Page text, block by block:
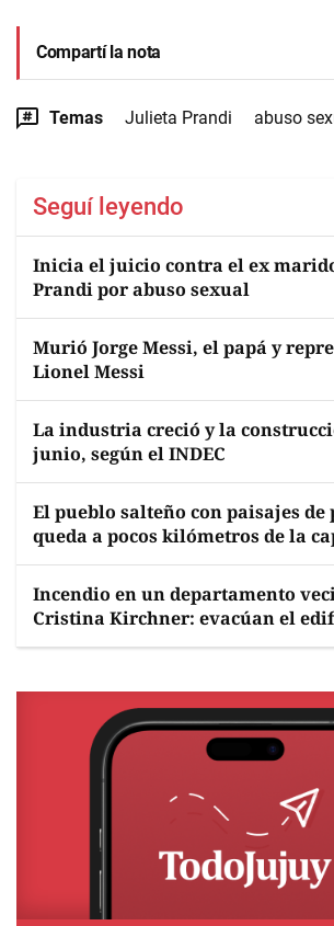
Compartí la nota
Temas Julieta Prandi abuso
Seguí leyendo
Inicia el juicio contra el ex
Prandi por abuso sexual
Murió Jorge Messi, el papá y
Lionel Messi
La industria creció y la
junio, según el INDEC
El pueblo salteño con paisajes
queda a pocos kilómetros de la
Incendio en un departamento
Cristina Kirchner: evacúan el